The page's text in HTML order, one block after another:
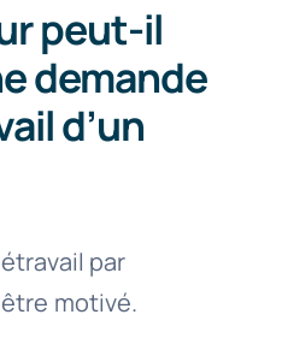
peut-il
demande
d’un
par
motivé.